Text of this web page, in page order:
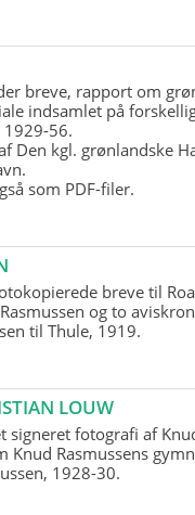
breve, rapport om
indsamlet på
1929-56.
Den kgl. grønlandske
som PDF-filer.
breve til
og to
til Thule, 1919.
LOUW
signeret fotografi af
Knud Rasmussens
1928-30.